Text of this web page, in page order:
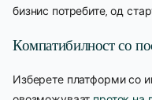
бизнис потребите, од
Компатибилност со
Изберете платформи со